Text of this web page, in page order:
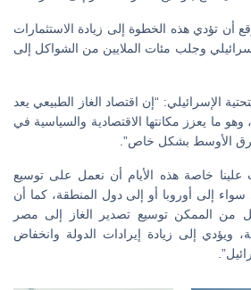
أن تؤدي هذه الخطوة إلى زيادة الاستثمارات
وجلب مئات الملايين من الشواكل إلى
الإسرائيلي: “إن اقتصاد الغاز الطبيعي يعد
وهو ما يعزز مكانتها الاقتصادية والسياسية في
الأوسط بشكل خاص”.
خاصة هذه الأيام أن نعمل على توسيع
سواء إلى أوروبا أو إلى دول المنطقة، كما أن
من الممكن توسيع تصدير الغاز إلى مصر
ويؤدي إلى زيادة إيرادات الدولة وانخفاض